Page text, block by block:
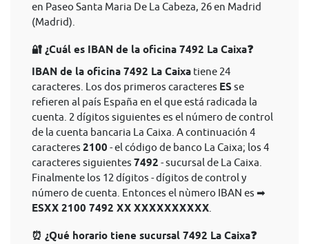
en Paseo Santa Maria De La Cabeza, 26 en Madrid
(Madrid).
🔐 ¿Cuál es IBAN de la oficina 7492 La Caixa❓
IBAN de la oficina 7492 La Caixa tiene 24
caracteres. Los dos primeros caracteres ES se
refieren al país España en el que está radicada la
cuenta. 2 dígitos siguientes es el número de control
de la cuenta bancaria La Caixa. A continuación 4
caracteres 2100 - el código de banco La Caixa; los 4
caracteres siguientes 7492 - sucursal de La Caixa.
Finalmente los 12 dígitos - dígitos de control y
número de cuenta. Entonces el nùmero IBAN es ➡
ESXX 2100 7492 XX XXXXXXXXXX
⏰ ¿Qué horario tiene sucursal 7492 La Caixa❓